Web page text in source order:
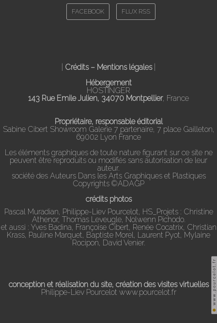
FACEBOOK FLUX RSS
Crédits – Mentions légales|
Hébergement
HOSTINGER
143 Rue Emile Julien, 34070 Montpellier, France
Propriétaire, responsable éditorial
Sabine Cibert Showroom Galerie 7 partenaire, 7 place Gailleton,
69002 Lyon France
Les éléments graphiques de toute nature figurant sur ce site ne
peuvent être reproduits ou modifiés sans autorisation de leur
auteur.
société des Auteurs Dans les Arts Graphiques et Plastiques
Copyrights ©ADAGP
crédits photos
Pascal Muradian, Philippe-Liev Pourcelot, HS_Projets : Christine
Athenor, Thomas Leveugle, Nolwenn Pichodo.
et aussi : Yves Badina, Françoise Cibert, Renée Cocatrix, Christian
Krass, Pauline Marquet, Baptiste Morel, Laurent Pyot, Mylaine
Rocipon, David Venier.
conception et réalisation du site, création des visites virtuelles
Philippe-Liev Pourcelot www.pourcelot.fr